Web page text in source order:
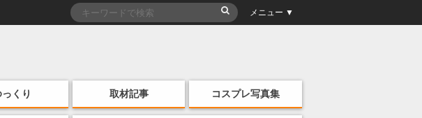
メニュー ▼
っくり 取材記事 コスプレ写真集